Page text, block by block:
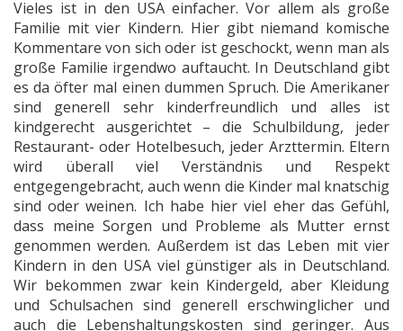
Vieles ist in den USA einfacher. Vor allem als große
Familie mit vier Kindern. Hier gibt niemand komische
Kommentare von sich oder ist geschockt, wenn man als
große Familie irgendwo auftaucht. In Deutschland gibt
es da öfter mal einen dummen Spruch. Die Amerikaner
sind generell sehr kinderfreundlich und alles ist
kindgerecht ausgerichtet – die Schulbildung, jeder
Restaurant- oder Hotelbesuch, jeder Arzttermin. Eltern
wird überall viel Verständnis und Respekt
entgegengebracht, auch wenn die Kinder mal knatschig
sind oder weinen. Ich habe hier viel eher das Gefühl,
dass meine Sorgen und Probleme als Mutter ernst
genommen werden. Außerdem ist das Leben mit vier
Kindern in den USA viel günstiger als in Deutschland.
Wir bekommen zwar kein Kindergeld, aber Kleidung
und Schulsachen sind generell erschwinglicher und
auch die Lebenshaltungskosten sind geringer. Aus